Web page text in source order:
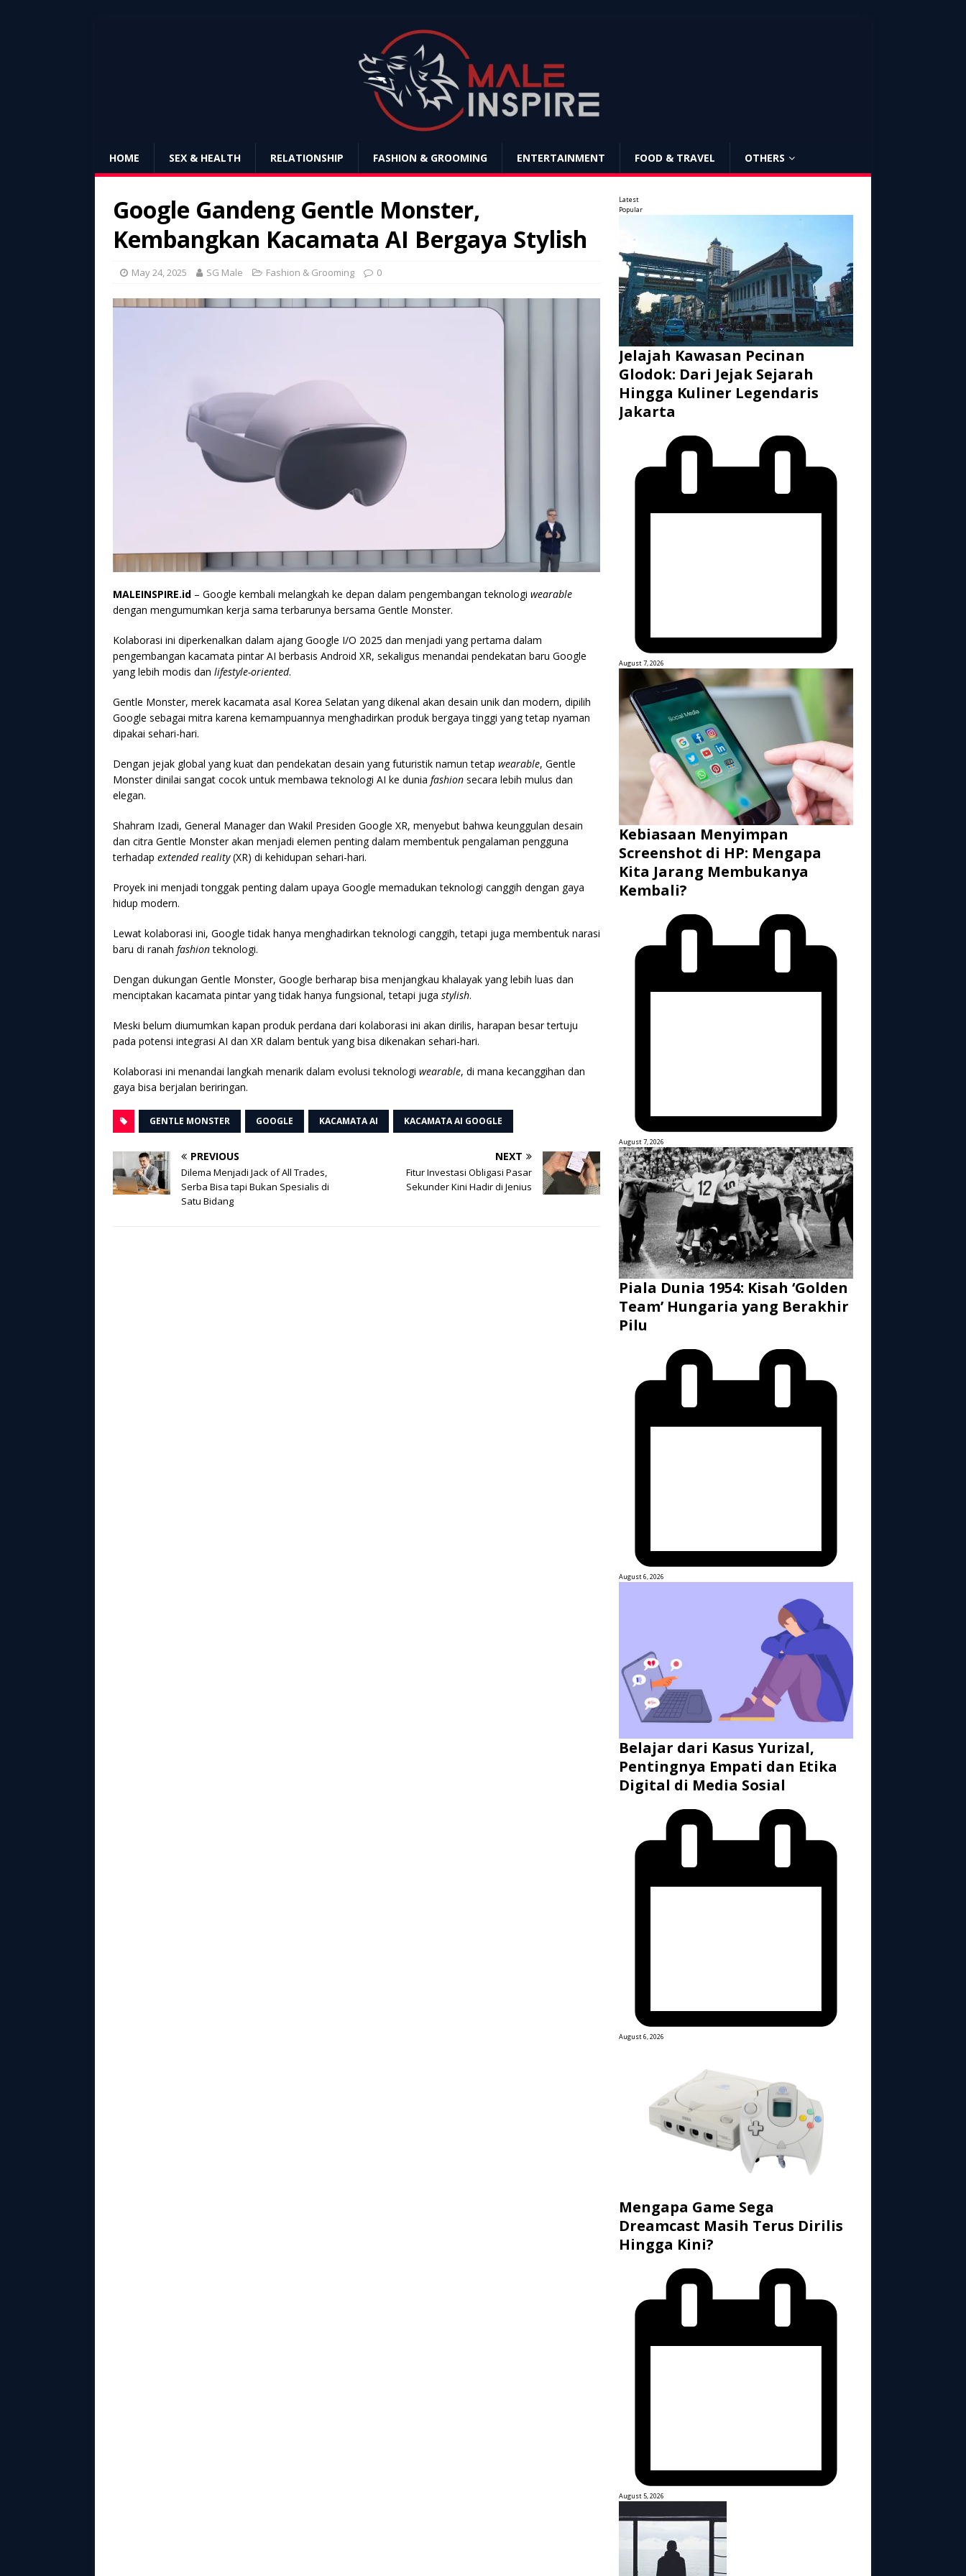
HOME SEX & HEALTH RELATIONSHIP FASHION & GROOMING ENTERTAINMENT FOOD & TRAVEL OTHERS
Google Gandeng Gentle Monster,
Kembangkan Kacamata AI Bergaya Stylish
May 24, 2025 SG Male Fashion & Grooming 0
MALEINSPIRE.id – Google kembali melangkah ke depan dalam pengembangan teknologi wearable
dengan mengumumkan kerja sama terbarunya bersama Gentle Monster.
Kolaborasi ini diperkenalkan dalam ajang Google I/O 2025 dan menjadi yang pertama dalam
pengembangan kacamata pintar AI berbasis Android XR, sekaligus menandai pendekatan baru Google
yang lebih modis dan lifestyle-oriented.
Gentle Monster, merek kacamata asal Korea Selatan yang dikenal akan desain unik dan modern, dipilih
Google sebagai mitra karena kemampuannya menghadirkan produk bergaya tinggi yang tetap nyaman
dipakai sehari-hari.
Dengan jejak global yang kuat dan pendekatan desain yang futuristik namun tetap wearable, Gentle
Monster dinilai sangat cocok untuk membawa teknologi AI ke dunia fashion secara lebih mulus dan
elegan.
Shahram Izadi, General Manager dan Wakil Presiden Google XR, menyebut bahwa keunggulan desain
dan citra Gentle Monster akan menjadi elemen penting dalam membentuk pengalaman pengguna
terhadap extended reality(XR) di kehidupan sehari-hari.
Proyek ini menjadi tonggak penting dalam upaya Google memadukan teknologi canggih dengan gaya
hidup modern.
Lewat kolaborasi ini, Google tidak hanya menghadirkan teknologi canggih, tetapi juga membentuk narasi
baru di ranah fashionteknologi.
Dengan dukungan Gentle Monster, Google berharap bisa menjangkau khalayak yang lebih luas dan
menciptakan kacamata pintar yang tidak hanya fungsional, tetapi juga stylish.
Meski belum diumumkan kapan produk perdana dari kolaborasi ini akan dirilis, harapan besar tertuju
pada potensi integrasi AI dan XR dalam bentuk yang bisa dikenakan sehari-hari.
Kolaborasi ini menandai langkah menarik dalam evolusi teknologi wearable, di mana kecanggihan dan
gaya bisa berjalan beriringan.
GENTLE MONSTER GOOGLE KACAMATA AI KACAMATA AI GOOGLE
PREVIOUS
Dilema Menjadi Jack of All Trades,
Serba Bisa tapi Bukan Spesialis di
Satu Bidang
NEXT
Fitur Investasi Obligasi Pasar
Sekunder Kini Hadir di Jenius
Latest
Popular
Jelajah Kawasan Pecinan
Glodok: Dari Jejak Sejarah
Hingga Kuliner Legendaris
Jakarta
August 7, 2026
Kebiasaan Menyimpan
Screenshot di HP: Mengapa
Kita Jarang Membukanya
Kembali?
August 7, 2026
Piala Dunia 1954: Kisah ‘Golden
Team’ Hungaria yang Berakhir
Pilu
August 6, 2026
Belajar dari Kasus Yurizal,
Pentingnya Empati dan Etika
Digital di Media Sosial
August 6, 2026
Mengapa Game Sega
Dreamcast Masih Terus Dirilis
Hingga Kini?
August 5, 2026